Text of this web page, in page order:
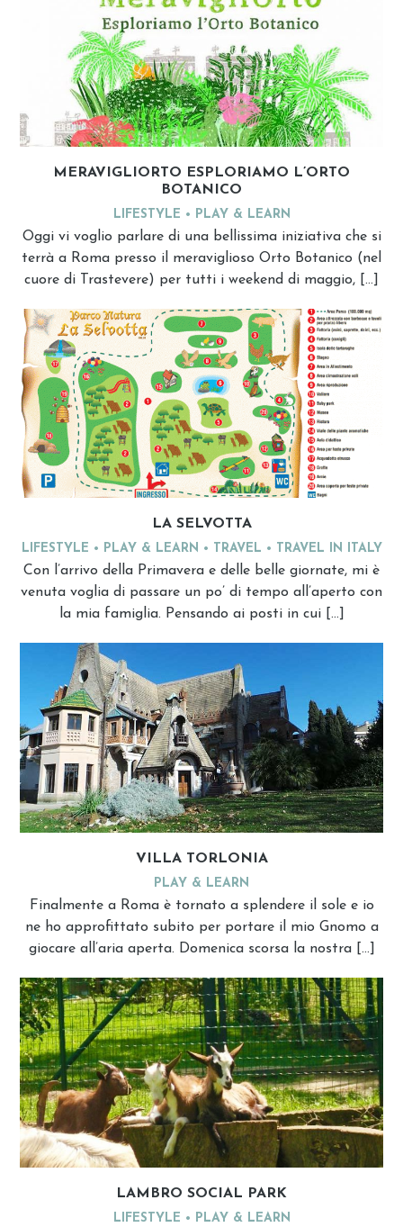
MERAVIGLIORTO ESPLORIAMO L’ORTO
BOTANICO
LIFESTYLE PLAY & LEARN
Oggi vi voglio parlare di una bellissima iniziativa che si
terrà a Roma presso il meraviglioso Orto Botanico (nel
cuore di Trastevere) per tutti i weekend di maggio, […]
LA SELVOTTA
LIFESTYLE PLAY & LEARN TRAVEL TRAVEL IN ITALY
Con l’arrivo della Primavera e delle belle giornate, mi è
venuta voglia di passare un po’ di tempo all’aperto con
la mia famiglia. Pensando ai posti in cui […]
VILLA TORLONIA
PLAY & LEARN
Finalmente a Roma è tornato a splendere il sole e io
ne ho approfittato subito per portare il mio Gnomo a
giocare all’aria aperta. Domenica scorsa la nostra […]
LAMBRO SOCIAL PARK
LIFESTYLE PLAY & LEARN